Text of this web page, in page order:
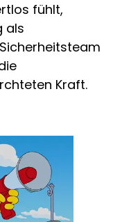
fühlt,
als
Kraft.